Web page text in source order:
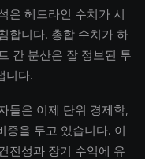
은 헤드라인 수치가 시
합니다. 총합 수치가 하
간 분산은 잘 정보된 투
니다.
들은 이제 단위 경제학,
중을 두고 있습니다. 이
전성과 장기 수익에 유